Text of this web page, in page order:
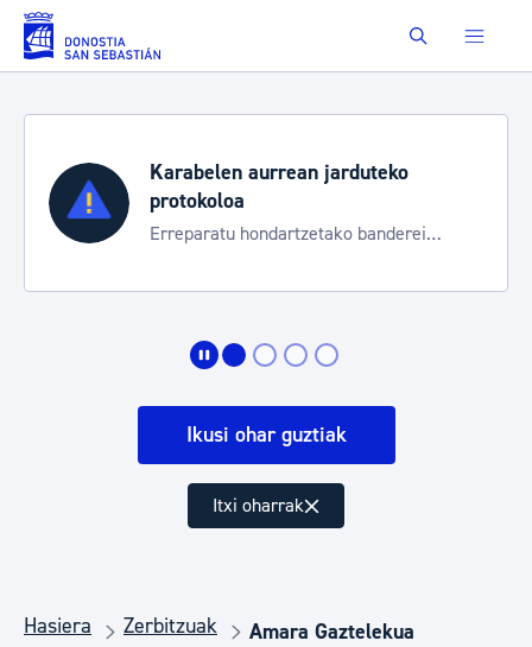
Eduki nagusira joan Buscar
Karabelen aurrean jarduteko
protokoloa
Erreparatu hondartzetako banderei
Ikusi ohar guztiak
Itxi oharrak
Hasiera Zerbitzuak Amara Gaztelekua